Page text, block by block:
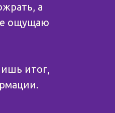
а
ощущаю
итог,